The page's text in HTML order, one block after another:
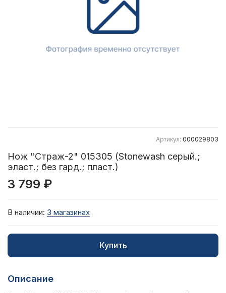
Артикул: 000029803
Нож "Страж-2" 015305 (Stonewash серый.;
эласт.; без гард.; пласт.)
3 799 ₽
В наличии: 3 магазинах
Купить
Описание